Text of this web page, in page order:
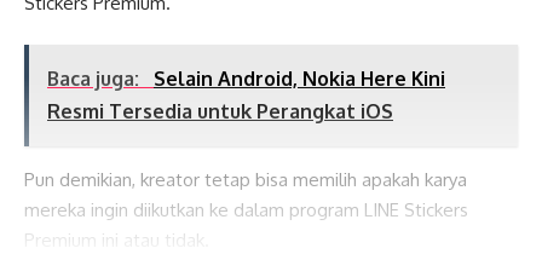
Baca juga:
Selain Android, Nokia Here Kini
Resmi Tersedia untuk Perangkat iOS
Pun demikian, kreator tetap bisa memilih apakah karya
mereka ingin diikutkan ke dalam program LINE Stickers
Premium ini atau tidak.